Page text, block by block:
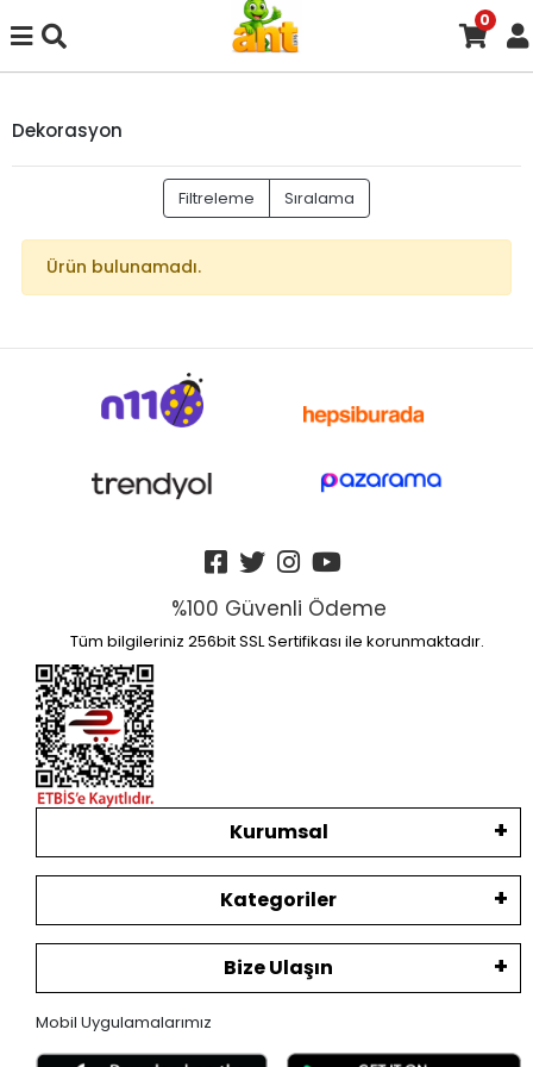
0
Dekorasyon
Filtreleme Sıralama
Ürün bulunamadı.
%100 Güvenli Ödeme
Tüm bilgileriniz 256bit SSL Sertifikası ile korunmaktadır.
Kurumsal
Kategoriler
Bize Ulaşın
Mobil Uygulamalarımız